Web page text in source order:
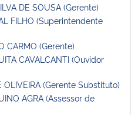
DE SOUSA (Gerente)
FILHO (Superintendente
CARMO (Gerente)
CAVALCANTI (Ouvidor
OLIVEIRA (Gerente Substituto)
AGRA (Assessor de